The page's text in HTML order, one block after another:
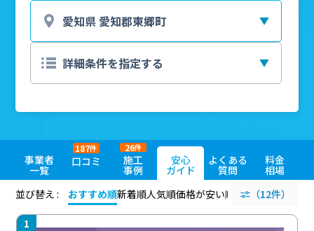
事業者
一覧
口コミ
187件
施工
事例
26件
安心
ガイド
よくある
質問
料金
相場
並び替え :
おすすめ順新着順人気順価格が安い順 評価が高い順
（12件）
1